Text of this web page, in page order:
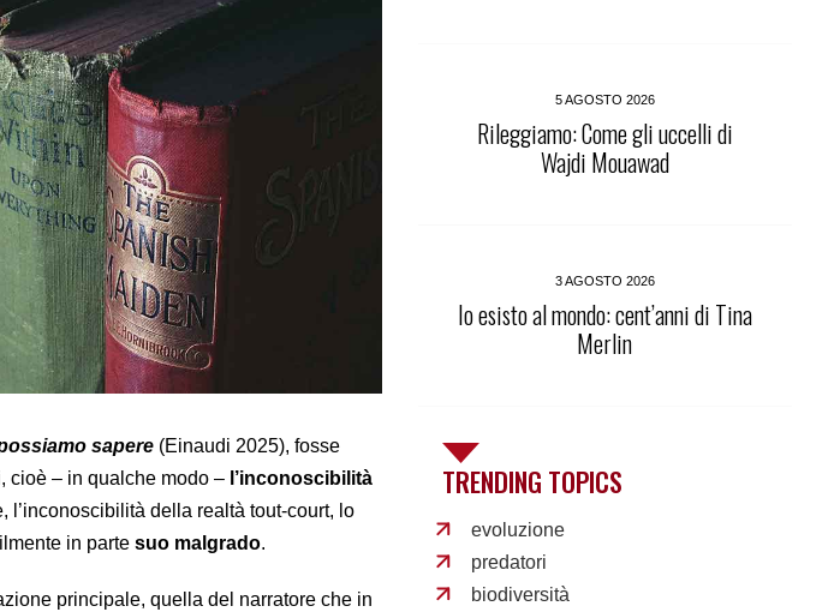
sapere (Einaudi 2025), fosse
cioè – in qualche modo – l’inconoscibilità
l’inconoscibilità della realtà tout-court, lo
in parte suo malgrado.
principale, quella del narratore che in
5 AGOSTO 2026
Rileggiamo: Come gli uccelli di
Wajdi Mouawad
3 AGOSTO 2026
Io esisto al mondo: cent’anni di Tina
Merlin
TRENDING TOPICS
evoluzione
predatori
biodiversità